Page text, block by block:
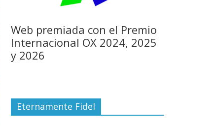
Web premiada con el Premio
Internacional OX 2024, 2025
y 2026
Eternamente Fidel